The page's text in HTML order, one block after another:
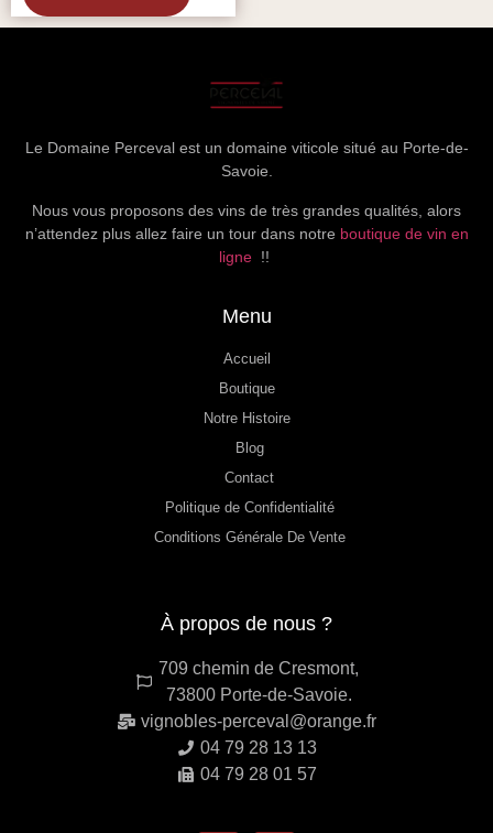
Le Domaine Perceval est un domaine viticole situé au Porte-de-
Savoie.
Nous vous proposons des vins de très grandes qualités, alors
n’attendez plus allez faire un tour dans notre boutique de vin en
ligne !!
Menu
Accueil
Boutique
Notre Histoire
Blog
Contact
Politique de Confidentialité
Conditions Générale De Vente
À propos de nous ?
709 chemin de Cresmont,
73800 Porte-de-Savoie.
vignobles-perceval@orange.fr
04 79 28 13 13
04 79 28 01 57